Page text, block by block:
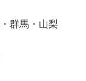
・群馬・山梨